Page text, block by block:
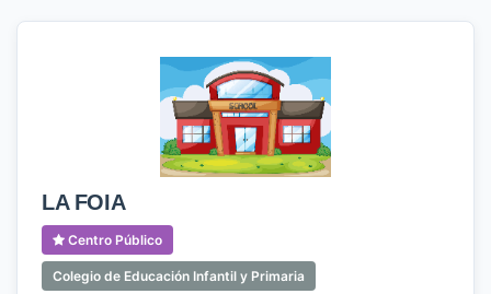
LA FOIA
Centro Público
Colegio de Educación Infantil y Primaria